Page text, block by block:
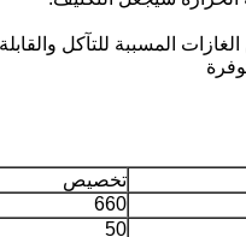
تخصيص
660
50